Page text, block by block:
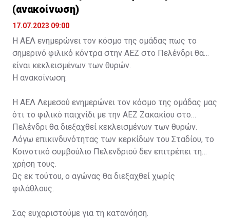
(ανακοίνωση)
17.07.2023 09:00
Η ΑΕΛ ενημερώνει τον κόσμο της ομάδας πως το
σημερινό φιλικό κόντρα στην ΑΕΖ στο Πελένδρι θα
είναι κεκλεισμένων των θυρών.
Η ανακοίνωση:
Η ΑΕΛ Λεμεσού ενημερώνει τον κόσμο της ομάδας μας
ότι το φιλικό παιχνίδι με την ΑΕΖ Ζακακίου στο
Πελένδρι θα διεξαχθεί κεκλεισμένων των θυρών.
Λόγω επικινδυνότητας των κερκίδων του Σταδίου, το
Κοινοτικό συμβούλιο Πελενδριού δεν επιτρέπει τη
χρήση τους.
Ως εκ τούτου, ο αγώνας θα διεξαχθεί χωρίς
φιλάθλους.
Σας ευχαριστούμε για τη κατανόηση.